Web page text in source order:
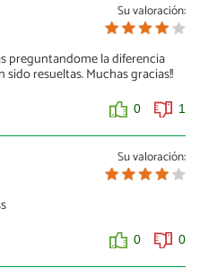
Su valoración:
preguntandome la diferencia
resueltas. Muchas gracias!!
0 1
Su valoración:
0 0